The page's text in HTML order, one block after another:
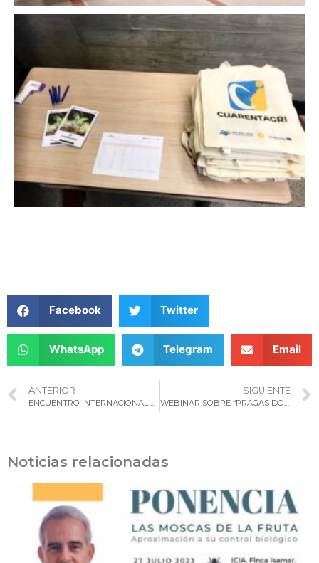
Facebook Twitter
WhatsApp Telegram Email
ANTERIOR
ENCUENTRO INTERNACIONAL PHYTOMA-ESPAÑA: “LA SANIDAD VEGETAL EN CULTIVOS MEDITERRÁNEOS Y SUBTROPICALES. RETOS ANTE UNA TRANSICIÓN AGROECOLÓGICA”
SIGUIENTE
WEBINAR SOBRE “PRAGAS DOS CITRINOS NA MADEIRA”
Noticias relacionadas